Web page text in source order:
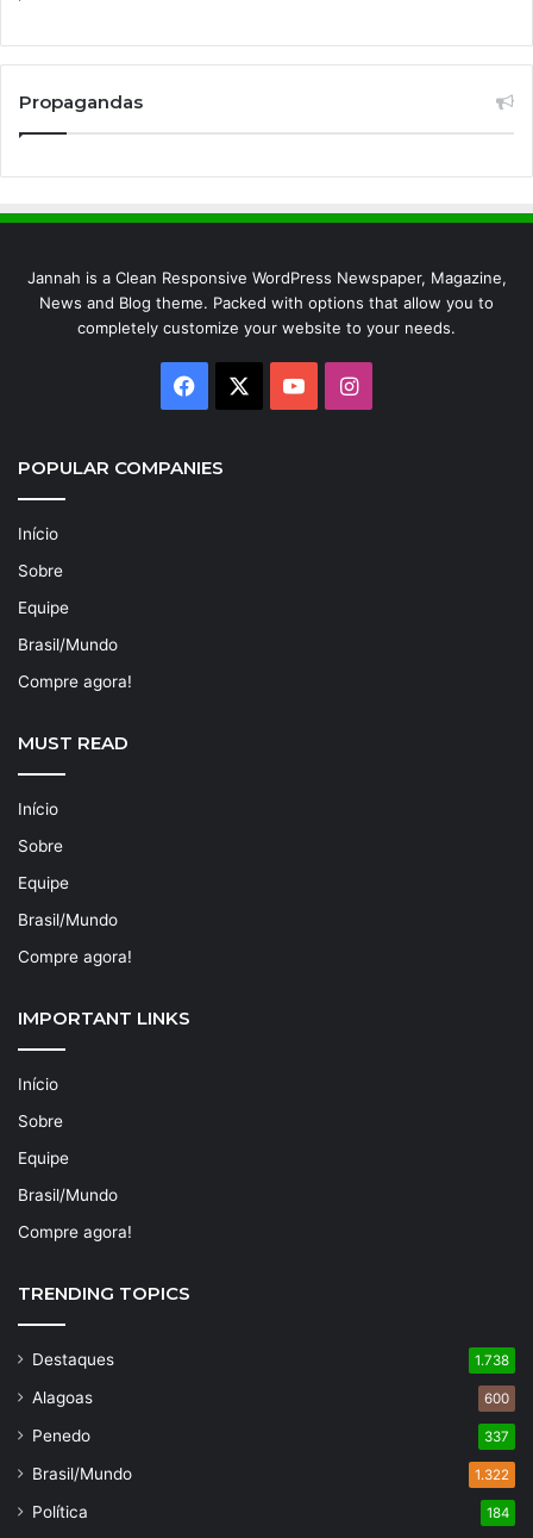
Propagandas
Jannah is a Clean Responsive WordPress Newspaper, Magazine,
News and Blog theme. Packed with options that allow you to
completely customize your website to your needs.
Facebook YouTubeInstagram
POPULAR COMPANIES
Início
Sobre
Equipe
Brasil/Mundo
Compre agora!
MUST READ
Início
Sobre
Equipe
Brasil/Mundo
Compre agora!
IMPORTANT LINKS
Início
Sobre
Equipe
Brasil/Mundo
Compre agora!
TRENDING TOPICS
Destaques 1.738
Alagoas 600
Penedo 337
Brasil/Mundo 1.322
Política 184